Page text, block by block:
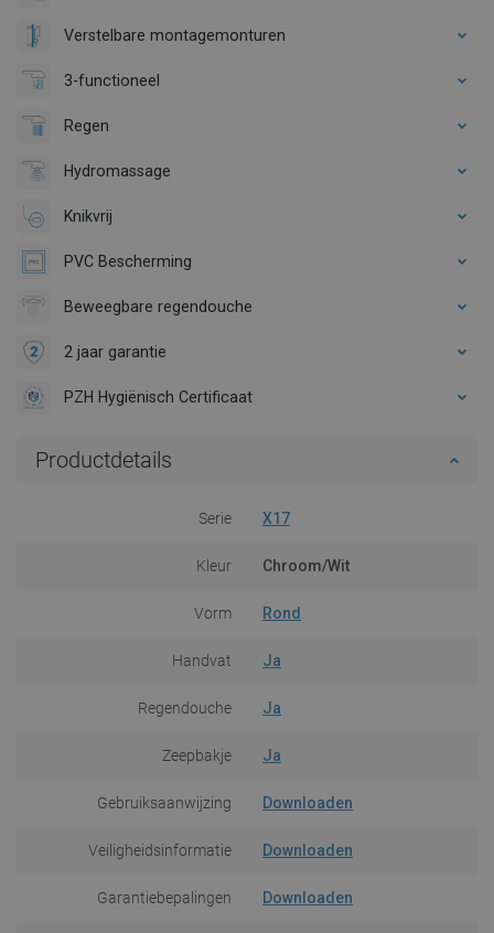
Verstelbare montagemonturen
3-functioneel
Regen
Hydromassage
Knikvrij
PVC Bescherming
Beweegbare regendouche
2 jaar garantie
PZH Hygiënisch Certificaat
Productdetails
Serie X17
Kleur Chroom/Wit
Vorm Rond
Handvat Ja
Regendouche Ja
Zeepbakje Ja
Gebruiksaanwijzing Downloaden
Veiligheidsinformatie Downloaden
Garantiebepalingen Downloaden